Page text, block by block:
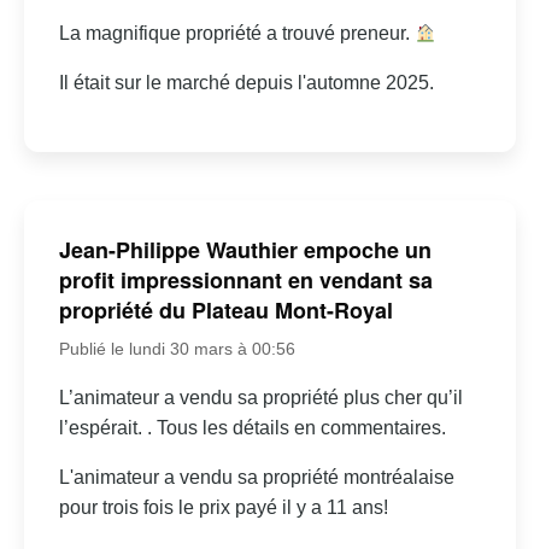
La magnifique propriété a trouvé preneur.
Il était sur le marché depuis l'automne 2025.
Jean-Philippe Wauthier empoche un
profit impressionnant en vendant sa
propriété du Plateau Mont-Royal
Publié le lundi 30 mars à 00:56
L’animateur a vendu sa propriété plus cher qu’il
l’espérait. . Tous les détails en commentaires.
L'animateur a vendu sa propriété montréalaise
pour trois fois le prix payé il y a 11 ans!